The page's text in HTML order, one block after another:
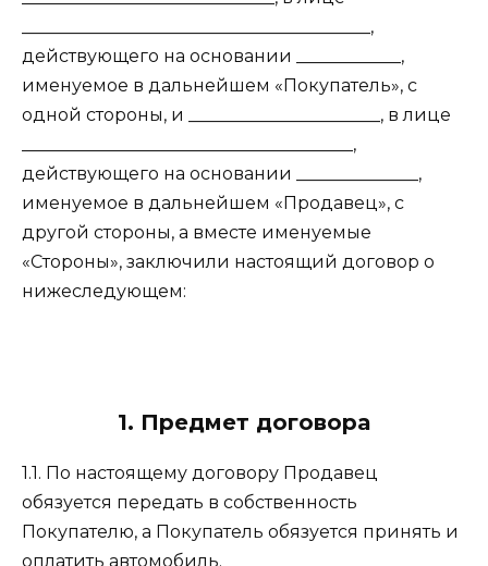
________________________________________,
действующего на основании ____________,
именуемое в дальнейшем «Покупатель», с
одной стороны, и ______________________, в лице
______________________________________,
действующего на основании ______________,
именуемое в дальнейшем «Продавец», с
другой стороны, а вместе именуемые
«Стороны», заключили настоящий договор о
нижеследующем:
1. Предмет договора
1.1. По настоящему договору Продавец
обязуется передать в собственность
Покупателю, а Покупатель обязуется принять и
оплатить автомобиль.